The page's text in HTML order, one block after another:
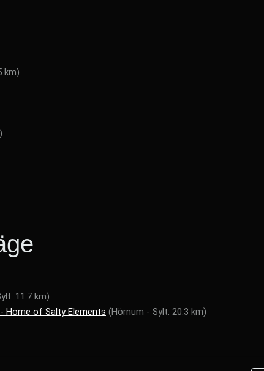
km)
11.7 km)
Home of Salty Elements (Hörnum - Sylt: 20.3 km)